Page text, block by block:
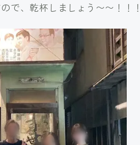
で、乾杯しましょう〜〜！！！